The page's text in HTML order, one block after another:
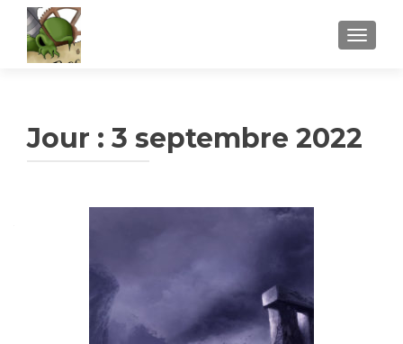
Jour : 3 septembre 2022